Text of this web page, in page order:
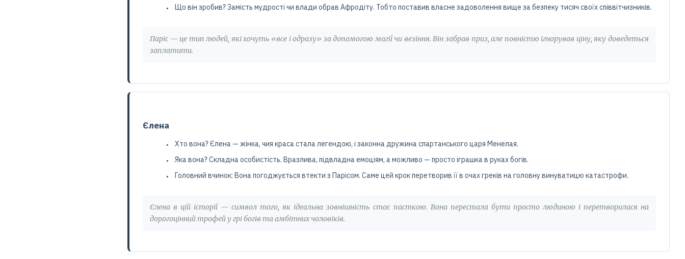
Що він зробив? Замість мудрості чи влади обрав Афродіту. Тобто поставив власне задоволення вище за безпеку тисяч своїх співвітчизників.
Паріс — це тип людей, які хочуть «все і одразу» за допомогою магії чи везіння. Він забрав приз, але повністю ігнорував ціну, яку доведеться
заплатити.
Єлена
Хто вона? Єлена — жінка, чия краса стала легендою, і законна дружина спартанського царя Менелая.
Яка вона? Складна особистість. Вразлива, підвладна емоціям, а можливо — просто іграшка в руках богів.
Головний вчинок: Вона погоджується втекти з Парісом. Саме цей крок перетворив її в очах греків на головну винуватицю катастрофи.
Єлена в цій історії — символ того, як ідеальна зовнішність стає пасткою. Вона перестала бути просто людиною і перетворилася на
дорогоцінний трофей у грі богів та амбітних чоловіків.